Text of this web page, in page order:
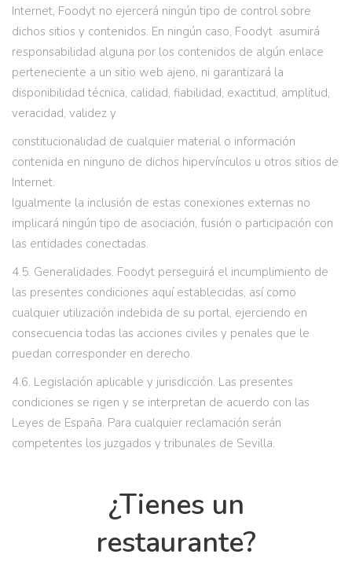
Internet, Foodyt no ejercerá ningún tipo de control sobre
dichos sitios y contenidos. En ningún caso, Foodyt asumirá
responsabilidad alguna por los contenidos de algún enlace
perteneciente a un sitio web ajeno, ni garantizará la
disponibilidad técnica, calidad, fiabilidad, exactitud, amplitud,
veracidad, validez y
constitucionalidad de cualquier material o información
contenida en ninguno de dichos hipervínculos u otros sitios de
Internet.
Igualmente la inclusión de estas conexiones externas no
implicará ningún tipo de asociación, fusión o participación con
las entidades conectadas.
4.5. Generalidades. Foodyt perseguirá el incumplimiento de
las presentes condiciones aquí establecidas, así como
cualquier utilización indebida de su portal, ejerciendo en
consecuencia todas las acciones civiles y penales que le
puedan corresponder en derecho.
4.6. Legislación aplicable y jurisdicción. Las presentes
condiciones se rigen y se interpretan de acuerdo con las
Leyes de España. Para cualquier reclamación serán
competentes los juzgados y tribunales de Sevilla.
¿Tienes un
restaurante?